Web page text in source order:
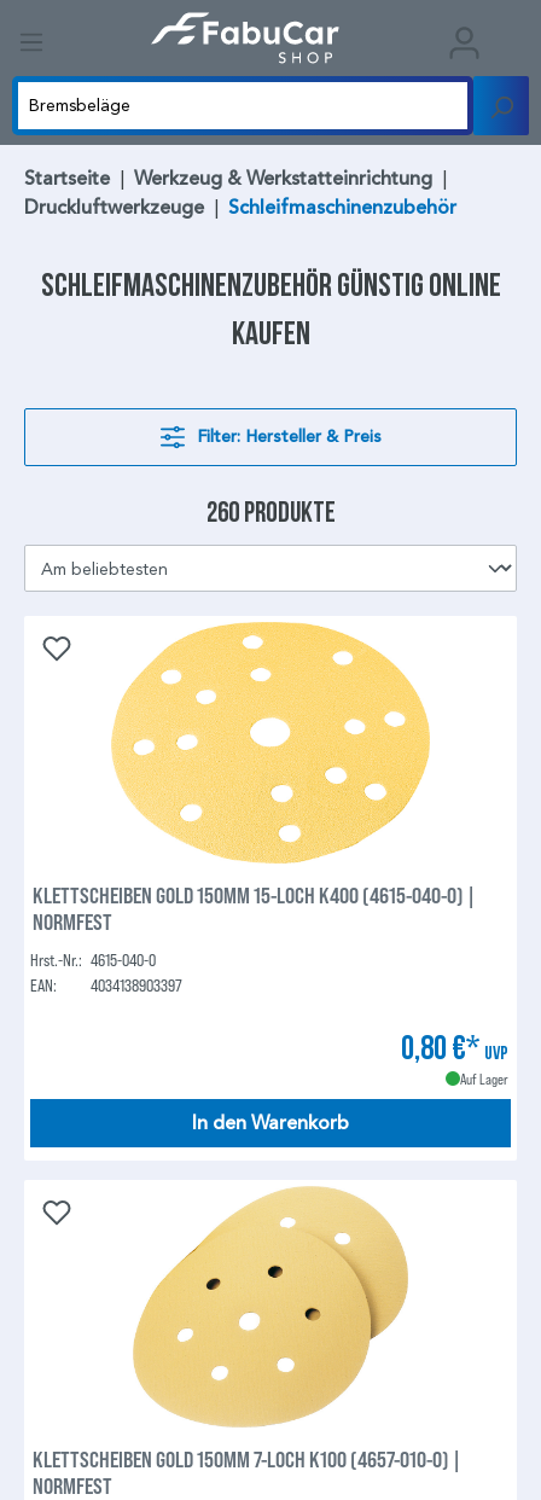
Startseite | Werkzeug & Werkstatteinrichtung |
Druckluftwerkzeuge | Schleifmaschinenzubehör
Schleifmaschinenzubehör günstig online
kaufen
Filter: Hersteller & Preis
260 Produkte
KLETTSCHEIBEN GOLD 150MM 15-LOCH K400 (4615-040-0) |
NORMFEST
Hrst.-Nr.: 4615-040-0
EAN:
4034138903397
0,80 €* UVP
Auf Lager
In den Warenkorb
KLETTSCHEIBEN GOLD 150MM 7-LOCH K100 (4657-010-0) |
NORMFEST